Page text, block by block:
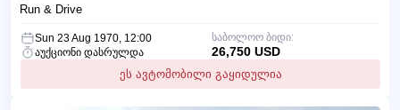
Run & Drive
Sun 23 Aug 1970, 12:00
აუქციონი დასრულდა
ეს ავტომობილი გაყიდულია
საბოლოო ბიდი:
26,750 USD